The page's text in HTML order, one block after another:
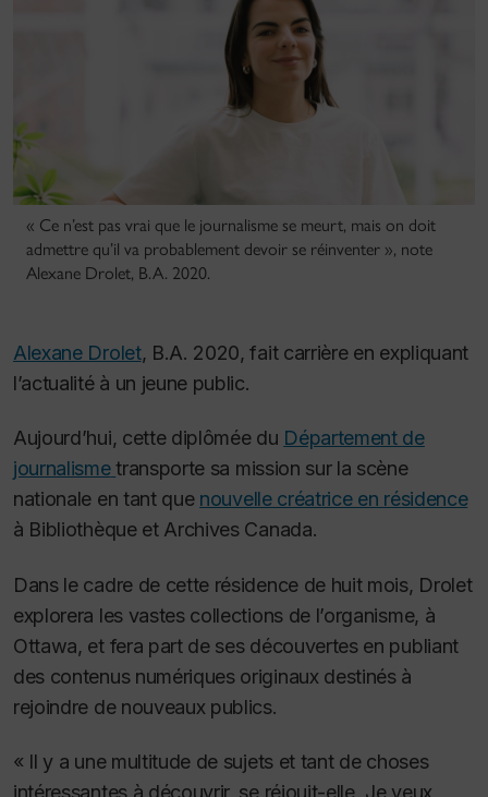
« Ce n’est pas vrai que le journalisme se meurt, mais on doit
admettre qu’il va probablement devoir se réinventer », note
Alexane Drolet, B.A. 2020.
Alexane Drolet, B.A. 2020, fait carrière en expliquant
l’actualité à un jeune public.
Aujourd’hui, cette diplômée du Département de
journalisme transporte sa mission sur la scène
nationale en tant que nouvelle créatrice en résidence
à Bibliothèque et Archives Canada.
Dans le cadre de cette résidence de huit mois, Drolet
explorera les vastes collections de l’organisme, à
Ottawa, et fera part de ses découvertes en publiant
des contenus numériques originaux destinés à
rejoindre de nouveaux publics.
« Il y a une multitude de sujets et tant de choses
intéressantes à découvrir, se réjouit-elle. Je veux